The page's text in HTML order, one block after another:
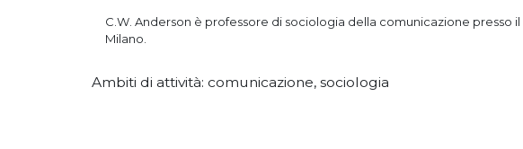
C.W. Anderson è professore di sociologia della comunicazione
Milano.
Ambiti di attività: comunicazione, sociologia